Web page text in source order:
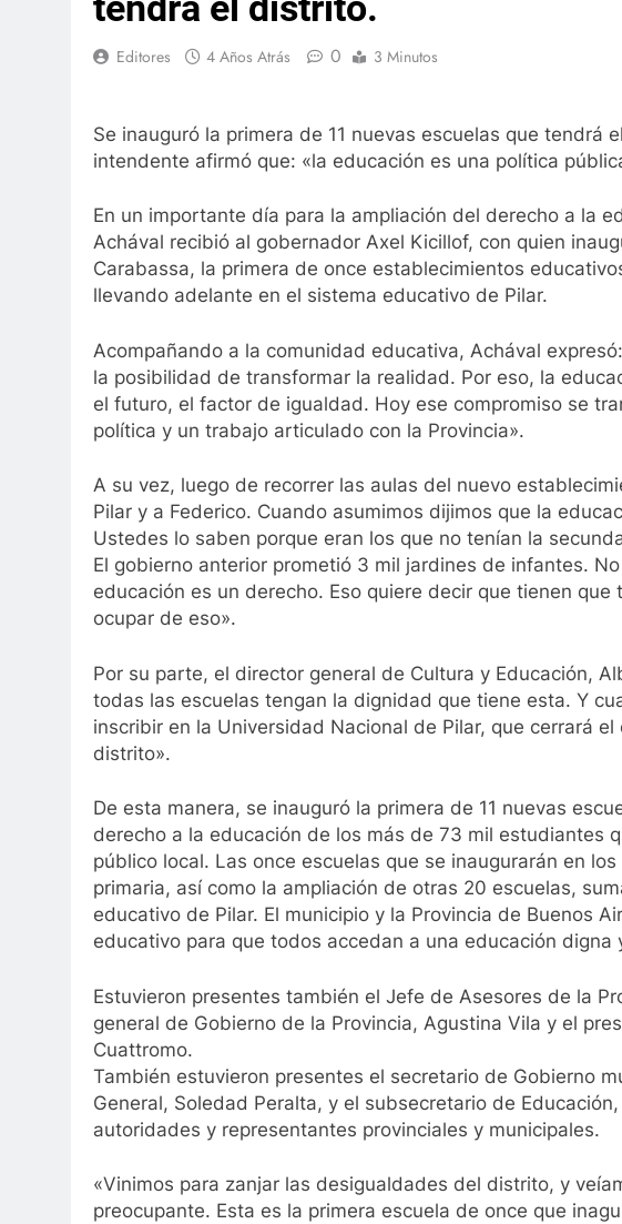
Editores 4 Años Atrás 0 3 Minutos
Se inauguró la primera de 11 nuevas escuelas que tendrá
intendente afirmó que: «la educación es una política
En un importante día para la ampliación del derecho a la
Achával recibió al gobernador Axel Kicillof, con quien
Carabassa, la primera de once establecimientos
llevando adelante en el sistema educativo de Pilar.
Acompañando a la comunidad educativa, Achával
la posibilidad de transformar la realidad. Por eso, la
el futuro, el factor de igualdad. Hoy ese compromiso se
política y un trabajo articulado con la Provincia».
A su vez, luego de recorrer las aulas del nuevo
Pilar y a Federico. Cuando asumimos dijimos que la
Ustedes lo saben porque eran los que no tenían la
El gobierno anterior prometió 3 mil jardines de infantes.
educación es un derecho. Eso quiere decir que tienen
ocupar de eso».
Por su parte, el director general de Cultura y Educación,
todas las escuelas tengan la dignidad que tiene esta. Y
inscribir en la Universidad Nacional de Pilar, que cerrará
distrito».
De esta manera, se inauguró la primera de 11 nuevas
derecho a la educación de los más de 73 mil estudiantes
público local. Las once escuelas que se inaugurarán en
primaria, así como la ampliación de otras 20 escuelas,
educativo de Pilar. El municipio y la Provincia de Buenos
educativo para que todos accedan a una educación digna
Estuvieron presentes también el Jefe de Asesores de la
general de Gobierno de la Provincia, Agustina Vila y el
Cuattromo.
También estuvieron presentes el secretario de Gobierno
General, Soledad Peralta, y el subsecretario de
autoridades y representantes provinciales y municipales.
«Vinimos para zanjar las desigualdades del distrito, y
preocupante. Esta es la primera escuela de once que